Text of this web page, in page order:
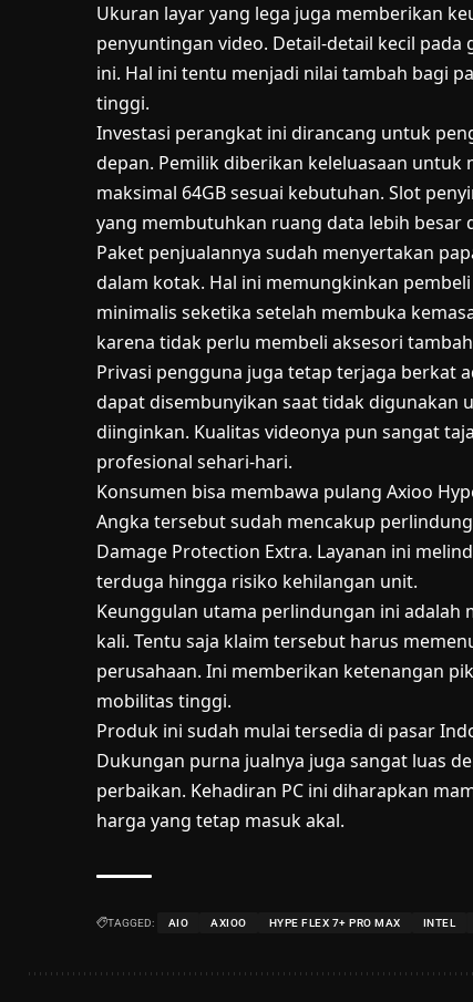
Ukuran layar yang lega juga memberikan
penyuntingan video. Detail-detail kecil
ini. Hal ini tentu menjadi nilai tambah bagi
tinggi.
Investasi perangkat ini dirancang untuk
depan. Pemilik diberikan keleluasaan untuk
maksimal 64GB sesuai kebutuhan. Slot
yang membutuhkan ruang data lebih besar
Paket penjualannya sudah menyertakan
dalam kotak. Hal ini memungkinkan
minimalis seketika setelah membuka
karena tidak perlu membeli aksesori
Privasi pengguna juga tetap terjaga berkat
dapat disembunyikan saat tidak
diinginkan. Kualitas videonya pun sangat
profesional sehari-hari.
Konsumen bisa membawa pulang Axioo
Angka tersebut sudah mencakup
Damage Protection Extra. Layanan ini
terduga hingga risiko kehilangan unit.
Keunggulan utama perlindungan ini adalah
kali. Tentu saja klaim tersebut harus
perusahaan. Ini memberikan ketenangan
mobilitas tinggi.
Produk ini sudah mulai tersedia di pasar
Dukungan purna jualnya juga sangat luas
perbaikan. Kehadiran PC ini diharapkan
harga yang tetap masuk akal.
TAGGED: AIO AXIOO HYPE FLEX 7+ PRO MAX INTEL